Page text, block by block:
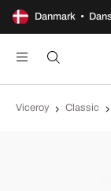
Danmark •
100 dages åbent køb
Viceroy Classic